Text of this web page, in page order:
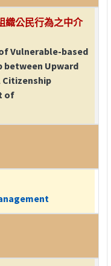
織公民行為之中介
Vulnerable-based
Upward
of